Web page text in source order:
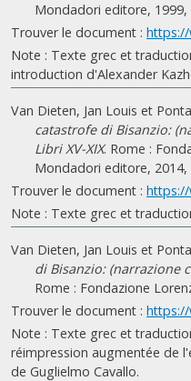
Mondadori editore, 1999,
Trouver le document : https://
Note : Texte grec et
introduction d'Alexander
Van Dieten, Jan Louis et
catastrofe di Bisanzio:
Libri XV-XIX. Rome :
Mondadori editore,
Trouver le document : https://
Note : Texte grec et
Van Dieten, Jan Louis et
di Bisanzio: (narrazione
Rome : Fondazione
Trouver le document : https://
Note : Texte grec et
réimpression augmentée de
de Guglielmo Cavallo.